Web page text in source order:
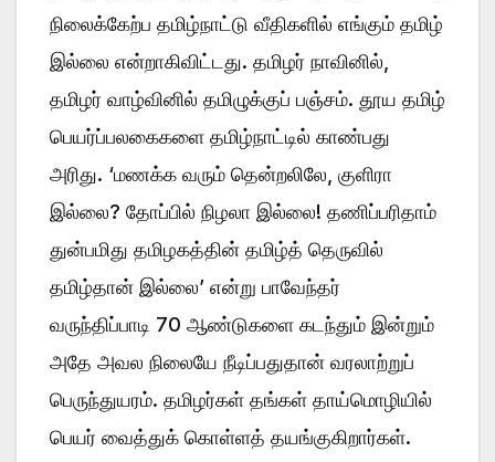
நிலைக்கேற்ப தமிழ்நாட்டு வீதிகளில் எங்கும் தமிழ்
இல்லை என்றாகிவிட்டது. தமிழர் நாவினில்,
தமிழர் வாழ்வினில் தமிழுக்குப் பஞ்சம். தூய தமிழ்
பெயர்ப்பலகைகளை தமிழ்நாட்டில் காண்பது
அரிது. ‘மணக்க வரும் தென்றலிலே, குளிரா
இல்லை? தோப்பில் நிழலா இல்லை! தணிப்பரிதாம்
துன்பமிது தமிழகத்தின் தமிழ்த் தெருவில்
தமிழ்தான் இல்லை’ என்று பாவேந்தர்
வருந்திப்பாடி 70 ஆண்டுகளை கடந்தும் இன்றும்
அதே அவல நிலையே நீடிப்பதுதான் வரலாற்றுப்
பெருந்துயரம். தமிழர்கள் தங்கள் தாய்மொழியில்
பெயர் வைத்துக் கொள்ளத் தயங்குகிறார்கள்.